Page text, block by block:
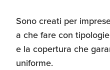
Sono creati per
a che fare con
e la copertura che
uniforme.